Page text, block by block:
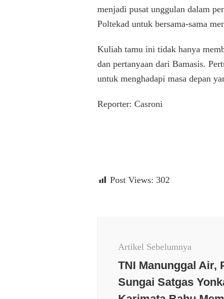
menjadi pusat unggulan dalam
Poltekad untuk bersama-sama
Kuliah tamu ini tidak hanya
dan pertanyaan dari Bamasis.
untuk menghadapi masa depan
Reporter: Casroni
Post Views: 302
Artikel Sebelumnya
TNI Manunggal Air,
Sungai Satgas